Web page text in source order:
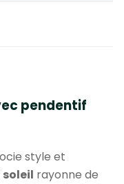
pendentif
style et
l rayonne de